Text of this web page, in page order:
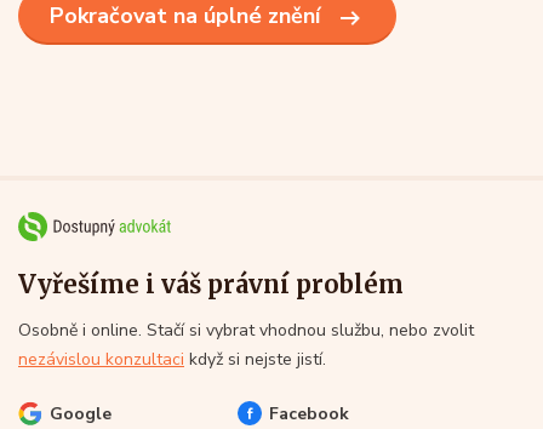
Pokračovat na úplné znění
Vyřešíme i váš právní problém
Osobně i online. Stačí si vybrat vhodnou službu, nebo zvolit
nezávislou konzultaci když si nejste jistí.
Google Facebook